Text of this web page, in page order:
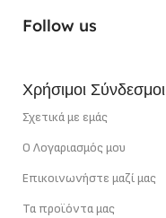
Follow us
Χρήσιμοι Σύνδεσμοι
Σχετικά με εμάς
Ο Λογαριασμός μου
Επικοινωνήστε μαζί μας
Τα προϊόντα μας